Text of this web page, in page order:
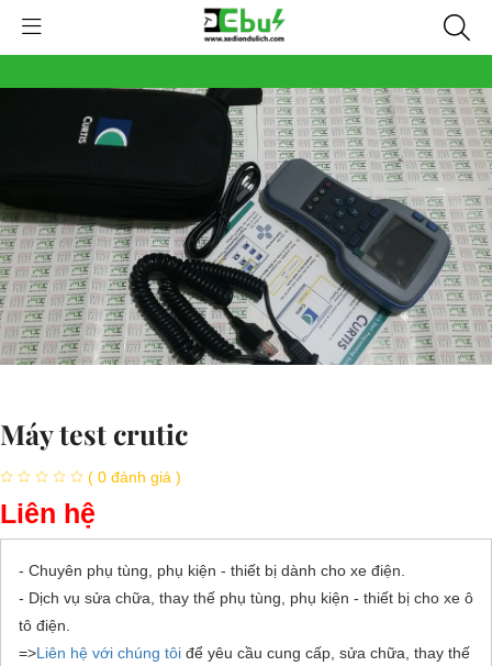
Máy test crutic
( 0 đánh giá )
Liên hệ
- Chuyên phụ tùng, phụ kiện - thiết bị dành cho xe điện.
- Dịch vụ sửa chữa, thay thế phụ tùng, phụ kiện - thiết bị cho xe ô
tô điện.
=>Liên hệ với chúng tôi để yêu cầu cung cấp, sửa chữa, thay thế